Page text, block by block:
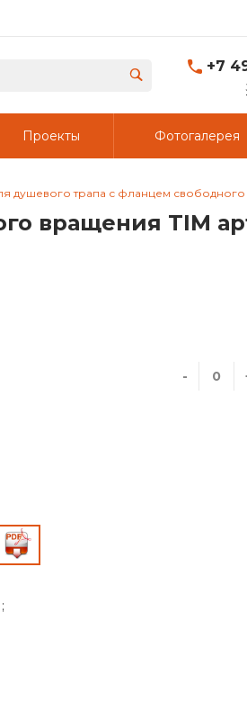
+7
Проекты Фотогалерея
душевого трапа с фланцем
вращения TIM
-